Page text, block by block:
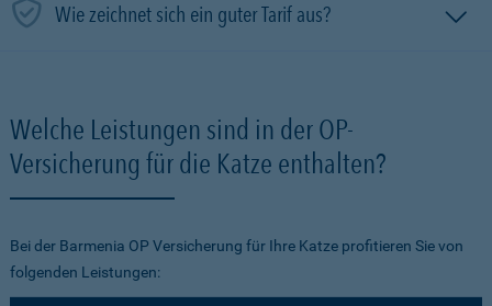
Wie zeichnet sich ein guter Tarif aus?
Welche Leistungen sind in der OP-
Versicherung für die Katze enthalten?
Bei der Barmenia OP Versicherung für Ihre Katze profitieren Sie von
folgenden Leistungen: